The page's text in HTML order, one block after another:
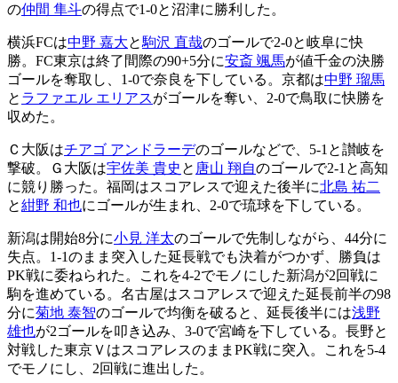
の仲間 隼斗の得点で1-0と沼津に勝利した。
横浜FCは中野 嘉大と駒沢 直哉のゴールで2-0と岐阜に快
勝。FC東京は終了間際の90+5分に安斎 颯馬が値千金の決勝
ゴールを奪取し、1-0で奈良を下している。京都は中野 瑠馬
と ラファエル エリアスがゴールを奪い、2-0で鳥取に快勝を
収めた。
Ｃ大阪はチアゴ アンドラーデのゴールなどで、5-1と讃岐を
撃破。Ｇ大阪は宇佐美 貴史 と 唐山 翔自のゴールで2-1と高知
に競り勝った。福岡はスコアレスで迎えた後半に北島 祐二
と紺野 和也にゴールが生まれ、2-0で琉球を下している。
新潟は開始8分に小見 洋太のゴールで先制しながら、44分に
失点。1-1のまま突入した延長戦でも決着がつかず、勝負は
PK戦に委ねられた。これを4-2でモノにした新潟が2回戦に
駒を進めている。名古屋はスコアレスで迎えた延長前半の98
分に菊地 泰智のゴールで均衡を破ると、延長後半には浅野
雄也が2ゴールを叩き込み、3-0で宮崎を下している。長野と
対戦した東京ＶはスコアレスのままPK戦に突入。これを5-4
でモノにし、2回戦に進出した。